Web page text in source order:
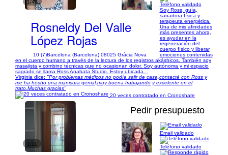
1/43
Rosneldy Del Valle
López Rojas
10 (7)Barcelona (Barcelona) 08025 Gràcia Nova
Teléfono validado
Soy Ross, guía,
sanadora física y
terapeuta energética.
Una de mis afinidades
más presentes ahora,
es ayudar en la
regeneración del
cuerpo físico y liberar
emociones contenidas
en el cuerpo humano a través de la lectura de los registros akáshicos. También soy
masajista y combino técnicas que no ocasionan dolor. Soy autónoma y mi espacio
sagrado se llama Ross Anahata Studio. Estoy ubicada...
Virginia dice: "Por problemas médicos no podía salir de casa,contacté con Ross y
me ha hecho una manicura genial,muy buena trabajando y excelente en el
trato.Muchas gracias"
20 veces contratado en Cronoshare
1/11
Pedir presupuesto
Email validado
Teléfono validado